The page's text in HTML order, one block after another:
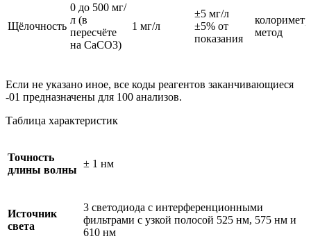
Щёлочность
0 до 500 мг/
л (в
пересчёте
на CaCO3)
1 мг/л
±5 мг/л
±5% от
показания
метод
Если не указано иное, все коды реагентов заканчивающиеся
-01 предназначены для 100 анализов.
Таблица характеристик
Точность
длины волны
± 1 нм
Источник
света
3 светодиода с интерференционными
фильтрами с узкой полосой 525 нм, 575 нм и
610 нм